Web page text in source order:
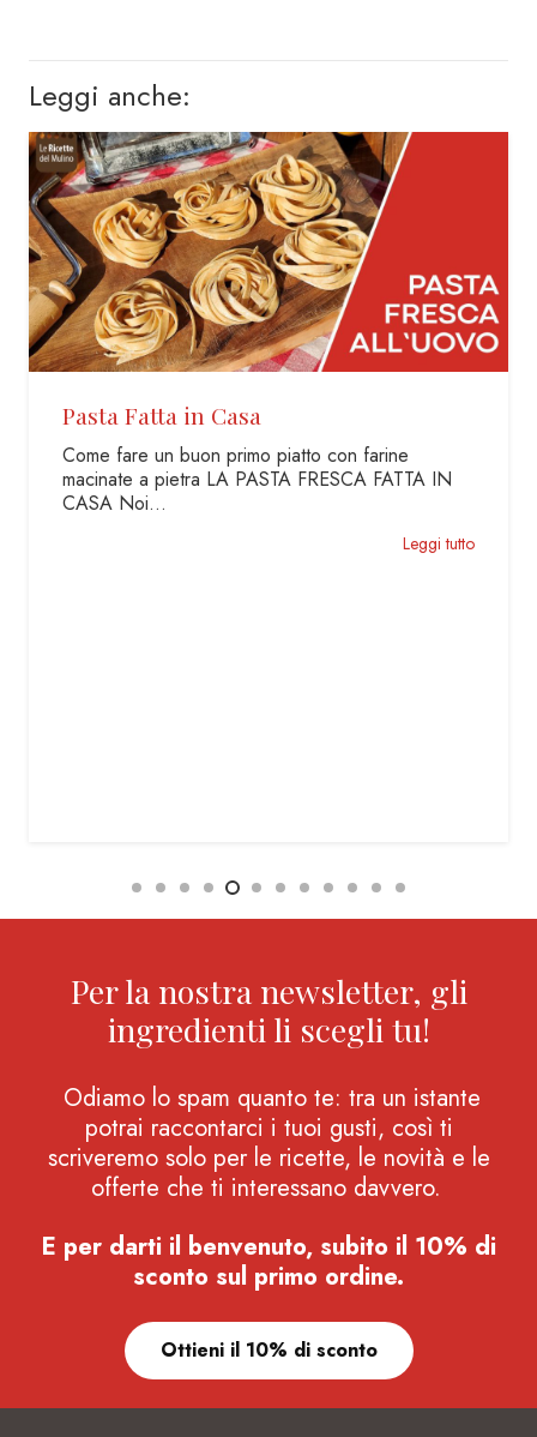
Leggi anche:
Chiacchiere o Bugie di Carnevale –
Solo Tre Ingredienti
Le chiacchiere, bugie o frappe, sono dolci tipici
del Carnevale, buonissimi e molto semplici da
preparare. Conosciuti e preparati in tutta…
Per la nostra newsletter, gli
ingredienti li scegli tu!
Odiamo lo spam quanto te: tra un istante
potrai raccontarci i tuoi gusti, così ti
scriveremo solo per le ricette, le novità e le
offerte che ti interessano davvero.
E per darti il benvenuto, subito il 10% di
sconto sul primo ordine.
Ottieni il 10% di sconto